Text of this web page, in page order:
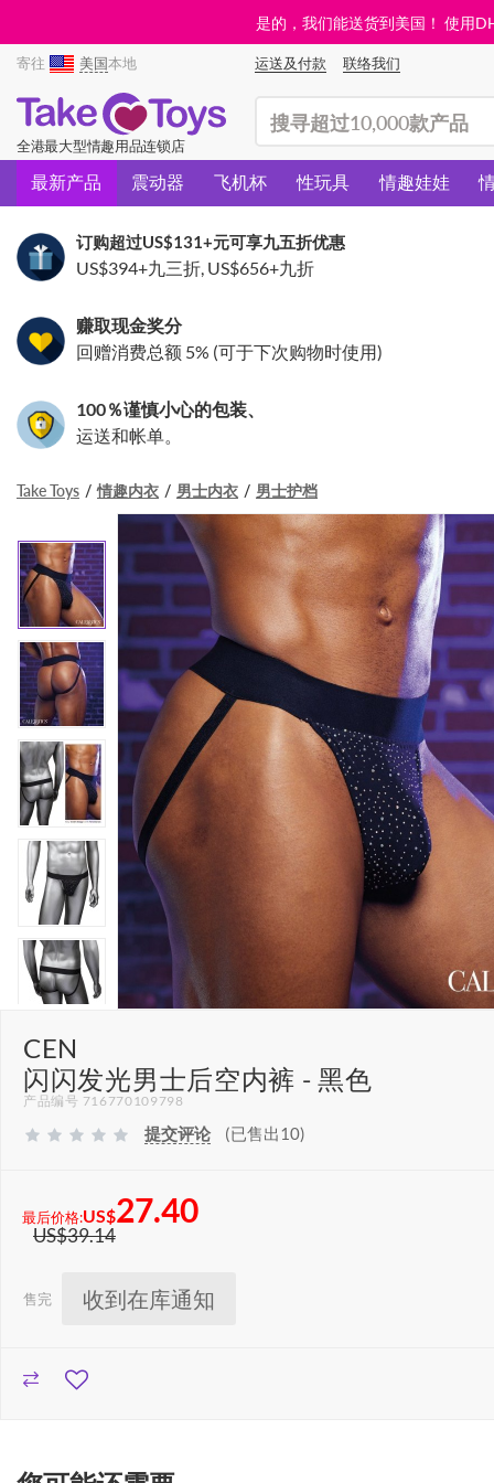
是的，我们能送货到美国！ 使用
寄往 美国本地 运送及付款 联络我们
全港最大型情趣用品连锁店
最新产品 震动器 飞机杯 性玩具 情趣娃娃
订购超过US$131+元可享九五折优惠
US$394+九三折, US$656+九折
赚取现金奖分
回赠消费总额 5% (可于下次购物时使用)
100％谨慎小心的包装、
运送和帐单。
Take Toys 情趣内衣 男士内衣 男士护档
CEN
闪闪发光男士后空内裤 - 黑色
产品编号 716770109798
提交评论 (已售出10)
最后价格:US$27.40
US$39.14
售完 收到在库通知